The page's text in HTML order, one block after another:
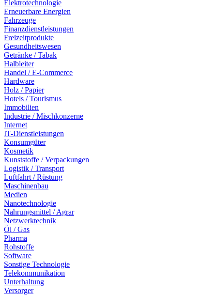
Elektrotechnologie
Erneuerbare Energien
Fahrzeuge
Finanzdienstleistungen
Freizeitprodukte
Gesundheitswesen
Getränke / Tabak
Halbleiter
Handel / E-Commerce
Hardware
Holz / Papier
Hotels / Tourismus
Immobilien
Industrie / Mischkonzerne
Internet
IT-Dienstleistungen
Konsumgüter
Kosmetik
Kunststoffe / Verpackungen
Logistik / Transport
Luftfahrt / Rüstung
Maschinenbau
Medien
Nanotechnologie
Nahrungsmittel / Agrar
Netzwerktechnik
Öl / Gas
Pharma
Rohstoffe
Software
Sonstige Technologie
Telekommunikation
Unterhaltung
Versorger